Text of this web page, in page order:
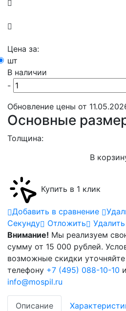
Цена за:
шт
В наличии
-
Обновление цены от
Основные
Толщина:
В
Купить в 1 клик
Добавить в сравнение
Cекунду
Отложить
Удалить
Внимание! Мы реализуем
сумму от 15 000 рублей.
возможные скидки
телефону +7 (495) 088-10-10
info@mospil.ru
Описание